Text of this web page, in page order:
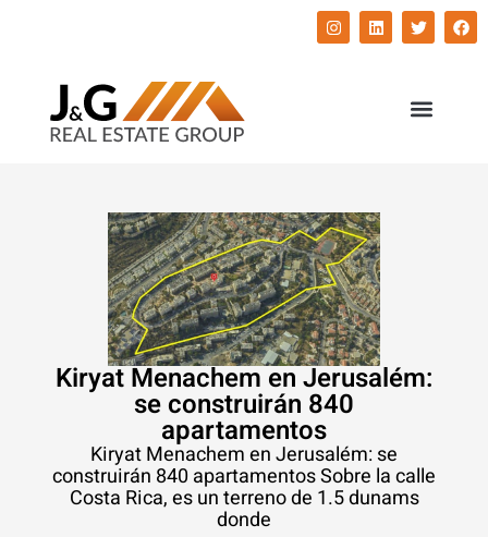
Kiryat Menachem en Jerusalém:
se construirán 840
apartamentos
Kiryat Menachem en Jerusalém: se
construirán 840 apartamentos Sobre la calle
Costa Rica, es un terreno de 1.5 dunams
donde